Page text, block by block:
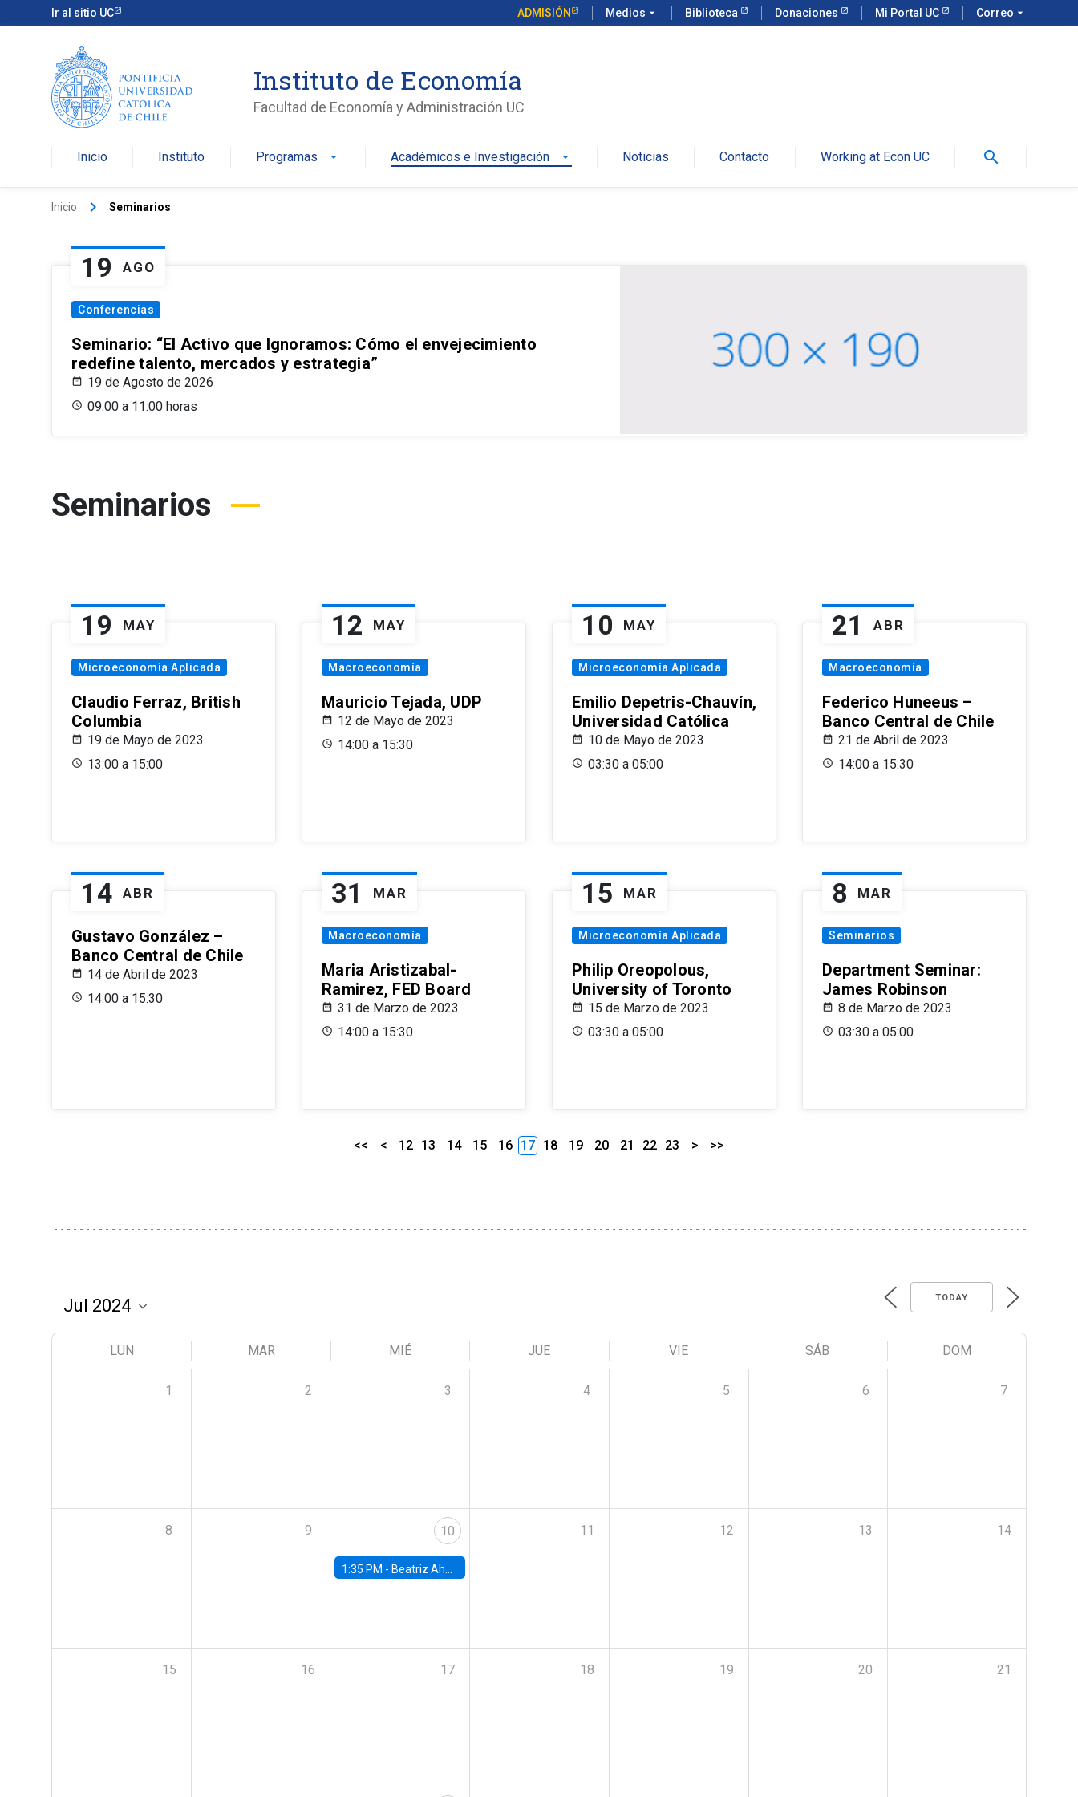
Ir al sitio UC ADMISIÓN Medios arrow_drop_down Biblioteca Donaciones Mi Portal UC Correo arrow_drop_down
Instituto de Economía
Facultad de Economía y Administración UC
Inicio Instituto Programas arrow_drop_down Académicos e Investigación arrow_drop_down Noticias Contacto Working at Econ UC search
Inicio keyboard_arrow_right Seminarios
19 AGO
Conferencias
Seminario: “El Activo que Ignoramos: Cómo el envejecimiento
redefine talento, mercados y estrategia”
19 de Agosto de 2026
09:00 a 11:00 horas
Seminarios
19 MAY
Microeconomía Aplicada
Claudio Ferraz, British
Columbia
19 de Mayo de 2023
13:00 a 15:00
12 MAY
Macroeconomía
Mauricio Tejada, UDP
12 de Mayo de 2023
14:00 a 15:30
10 MAY
Microeconomía Aplicada
Emilio Depetris-Chauvín,
Universidad Católica
10 de Mayo de 2023
03:30 a 05:00
21 ABR
Macroeconomía
Federico Huneeus –
Banco Central de Chile
21 de Abril de 2023
14:00 a 15:30
14 ABR
Gustavo González –
Banco Central de Chile
14 de Abril de 2023
14:00 a 15:30
31 MAR
Macroeconomía
Maria Aristizabal-
Ramirez, FED Board
31 de Marzo de 2023
14:00 a 15:30
15 MAR
Microeconomía Aplicada
Philip Oreopolous,
University of Toronto
15 de Marzo de 2023
03:30 a 05:00
8 MAR
Seminarios
Department Seminar:
James Robinson
8 de Marzo de 2023
03:30 a 05:00
<< < 12 13 14 15 16 17 18 19 20 21 22 23 > >>
TODAY
LUN MAR MIÉ JUE VIE SÁB DOM
1 2 3 4 5 6 7
8 9 10
1:35 PM - Beatriz Ahumada, PhD candidate, Universidad de Pittsburgh
11 12 13 14
15 16 17 18 19 20 21